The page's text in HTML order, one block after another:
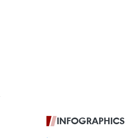
INFOGRAPHICS